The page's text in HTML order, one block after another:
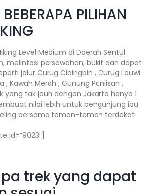
PILIHAN
Level Medium di Daerah Sentul
melintasi persawahan, bukit dan dapat
jalur Curug Cibingbin , Curug Leuwi
, Kawah Merah , Gunung Paniisan ,
yang tak jauh dengan Jakarta hanya 1
nilai lebih untuk pengunjung ibu
bersama teman-teman terdekat
id=”9023″]
trek yang dapat